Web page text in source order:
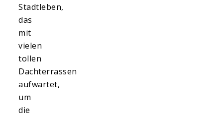
Stadtleben,
das
mit
vielen
tollen
Dachterrassen
aufwartet,
um
die